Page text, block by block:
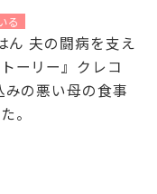
る
ん 夫の闘病を支え
ーリー』クレコ
の悪い母の食事
。